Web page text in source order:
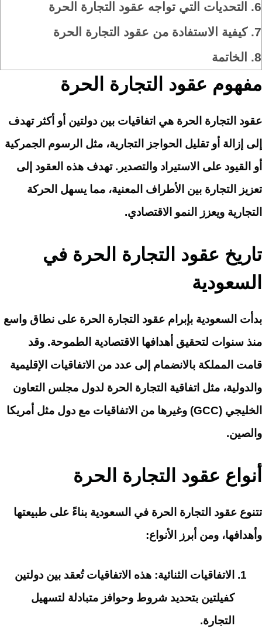
6.
التحديات التي تواجه عقود التجارة الحرة
7. كيفية الاستفادة من عقود التجارة الحرة
8.
الخاتمة
مفهوم عقود التجارة الحرة
عقود التجارة الحرة هي اتفاقيات بين دولتين أو أكثر تهدف
إلى إزالة أو تقليل الحواجز التجارية، مثل الرسوم الجمركية
أو القيود على الاستيراد والتصدير. تهدف هذه العقود إلى
تعزيز التجارة بين الأطراف المعنية، مما يسهل الحركة
التجارية ويعزز النمو الاقتصادي.
تاريخ عقود التجارة الحرة في
السعودية
بدأت السعودية بإبرام عقود التجارة الحرة على نطاق واسع
منذ سنوات لتحقيق أهدافها الاقتصادية الطموحة. وقد
قامت المملكة بالانضمام إلى عدد من الاتفاقيات الإقليمية
والدولية، مثل اتفاقية التجارة الحرة لدول مجلس التعاون
الخليجي (GCC) وغيرها من الاتفاقيات مع دول مثل أمريكا
والصين.
أنواع عقود التجارة الحرة
تتنوع عقود التجارة الحرة في السعودية بناءً على طبيعتها
وأهدافها، ومن أبرز الأنواع:
الاتفاقيات الثنائية: هذه الاتفاقيات تُعقد بين دولتين
كفيلتين بتحديد شروط وحوافز متبادلة لتسهيل
التجارة.